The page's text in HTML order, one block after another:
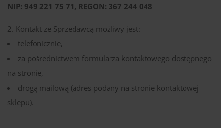
NIP: 949 221 75 71, REGON: 367 244 048
Kontakt ze Sprzedawcą możliwy jest:
telefonicznie,
za pośrednictwem formularza kontaktowego dostępnego
na stronie,
drogą mailową (adres podany na stronie kontaktowej
sklepu).